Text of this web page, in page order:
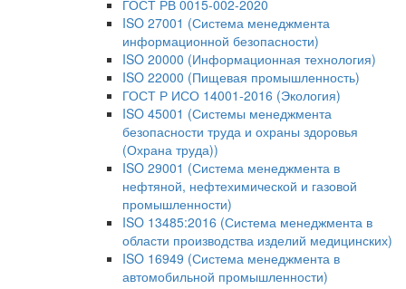
ГОСТ РВ 0015-002-2020
ISO 27001 (Система менеджмента
информационной безопасности)
ISO 20000 (Информационная технология)
ISO 22000 (Пищевая промышленность)
ГОСТ Р ИСО 14001-2016 (Экология)
ISO 45001 (Системы менеджмента
безопасности труда и охраны здоровья
(Охрана труда))
ISO 29001 (Система менеджмента в
нефтяной, нефтехимической и газовой
промышленности)
ISO 13485:2016 (Система менеджмента в
области производства изделий медицинских)
ISO 16949 (Система менеджмента в
автомобильной промышленности)